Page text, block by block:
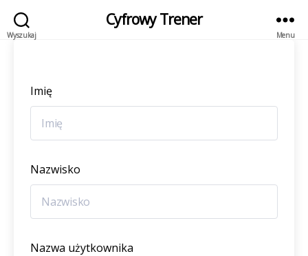
Wyszukaj
Cyfrowy Trener
Menu
Imię
Nazwisko
Nazwa użytkownika